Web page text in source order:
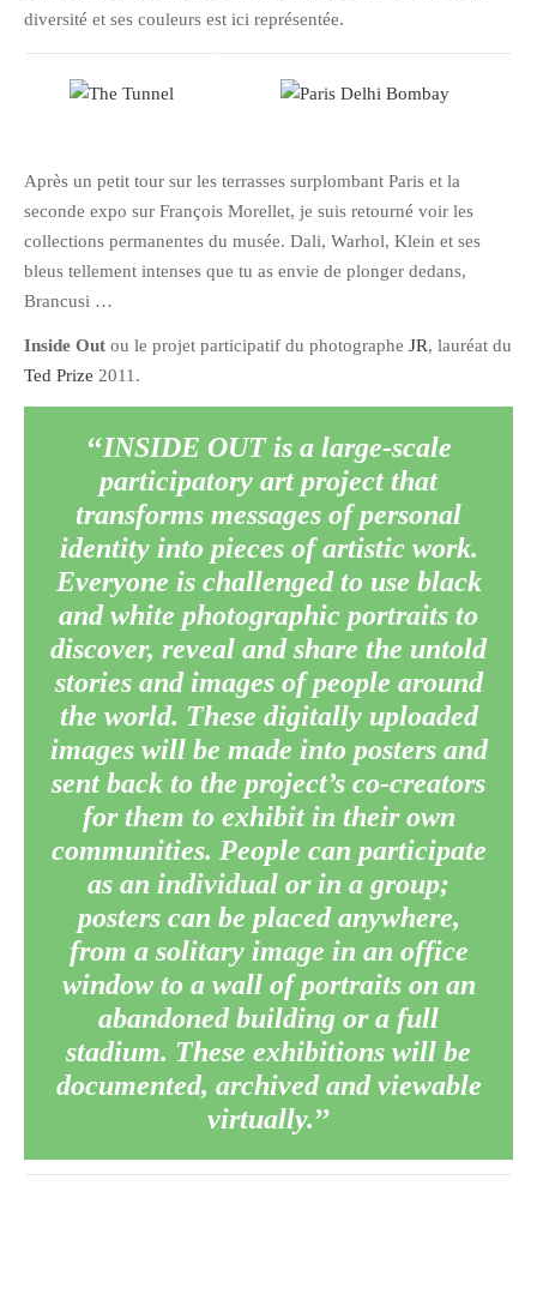
avril 2016
février 2016
janvier 2016
septembre 2012
août 2012
juillet 2012
mai 2012
avril 2012
mars 2012
février 2012
janvier 2012
décembre 2011
novembre 2011
octobre 2011
septembre 2011
août 2011
juillet 2011
mai 2011
avril 2011
diversité et ses couleurs est ici représentée.
Après un petit tour sur les terrasses surplombant Paris et la
seconde expo sur François Morellet, je suis retourné voir les
collections permanentes du musée. Dali, Warhol, Klein et ses
bleus tellement intenses que tu as envie de plonger dedans,
Brancusi …
Inside Out ou le projet participatif du photographe JR, lauréat du
Ted Prize 2011.
INSIDE OUT is a large-scale
participatory art project that
transforms messages of personal
identity into pieces of artistic work.
Everyone is challenged to use black
and white photographic portraits to
discover, reveal and share the untold
stories and images of people around
the world. These digitally uploaded
images will be made into posters and
sent back to the project’s co-creators
for them to exhibit in their own
communities. People can participate
as an individual or in a group;
posters can be placed anywhere,
from a solitary image in an office
window to a wall of portraits on an
abandoned building or a full
stadium. These exhibitions will be
documented, archived and viewable
virtually.